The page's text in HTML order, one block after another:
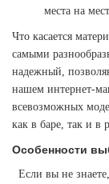
места на
Что касается
самыми
надежный,
нашем интернет-
всевозможных
как в баре, так и в
Особенности
Если вы не